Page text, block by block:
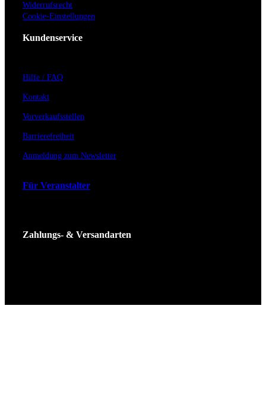
Widerrufsrecht
Cookie-Einstellungen
Kundenservice
Hilfe / FAQ
Kontakt
Vorverkaufsstellen
Barrierefreiheit
Anmeldung zum Newsletter
Für Veranstalter
Zahlungs- & Versandarten